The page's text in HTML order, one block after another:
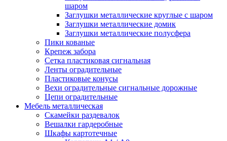
шаром
Заглушки металлические круглые с шаром
Заглушки металлические домик
Заглушки металлические полусфера
Пики кованые
Крепеж забора
Сетка пластиковая сигнальная
Ленты оградительные
Пластиковые конусы
Вехи оградительные сигнальные дорожные
Цепи оградительные
Мебель металлическая
Скамейки раздевалок
Вешалки гардеробные
Шкафы картотечные